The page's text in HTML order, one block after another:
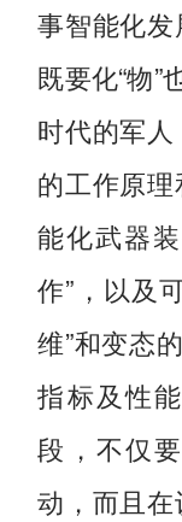
事智能化
既要化“物”
时代的军
的工作原
能化武器
作”，以及
维”和变态
指标及性
段，不仅
动，而且